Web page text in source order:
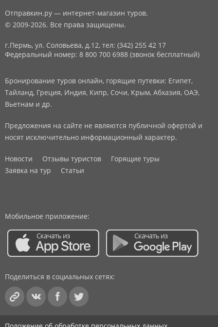
Отправкин.ру — интернет-магазин туров.
© 2009-2026. Все права защищены.
г.Пермь, ул. Соловьева, д.12, тел: (342) 255 42 17
Федеральный номер: 8 800 700 6988 (звонок бесплатный)
Бронирование туров онлайн, горящие путевки: Египет,
Тайланд, Греция, Индия, Кипр, Сочи, Крым, Абхазия, ОАЭ,
Вьетнам и др.
Предложения на сайте не являются публичной офертой и
носят исключительно информационный характер.
Новости Отзывы туристов
Горящие туры
Заявка на тур
Статьи
Мобильное приложение:
Поделиться в социальных сетях: